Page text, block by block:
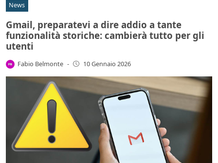
News
Gmail, preparatevi a dire addio a tante
funzionalità storiche: cambierà tutto per gli
utenti
Fabio Belmonte - 10 Gennaio 2026